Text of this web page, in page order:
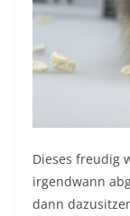
Dieses freudig
irgendwann
dann